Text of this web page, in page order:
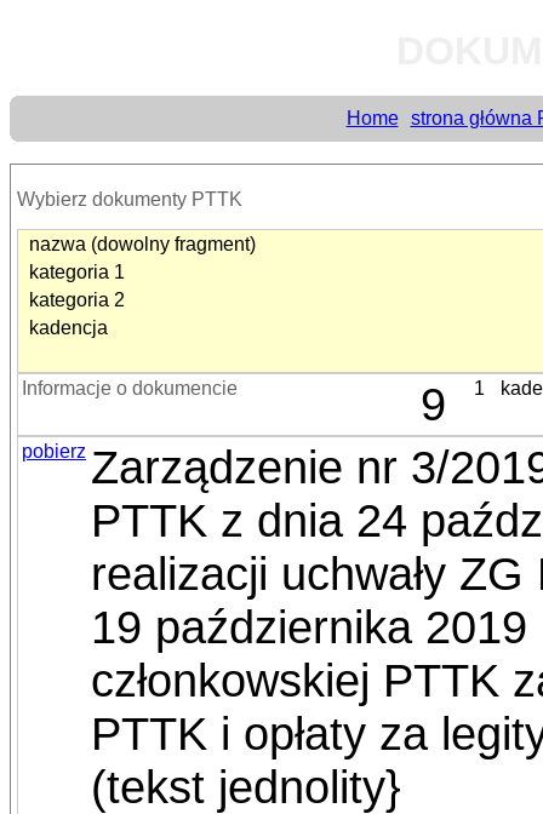
Home strona główna
Wybierz dokumenty PTTK
nazwa (dowolny fragment)
kategoria 1
kategoria 2
kadencja
Informacje o dokumencie 9 1
pobierz Zarządzenie nr 3/
PTTK z dnia 24
realizacji uchwały
19 października 2019
członkowskiej PTTK
PTTK i opłaty za
(tekst jednolity}